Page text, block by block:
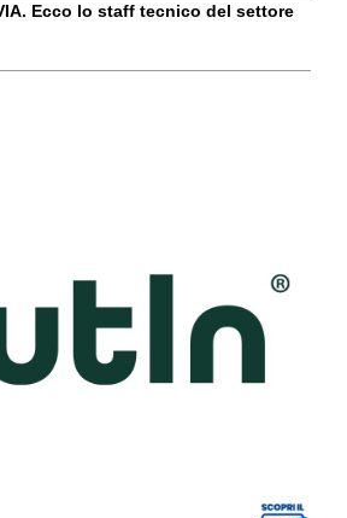
Ecco lo staff tecnico del settore